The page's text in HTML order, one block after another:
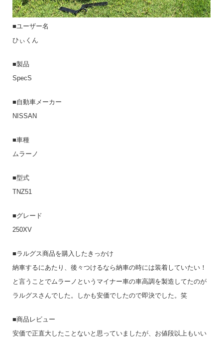
■ユーザー名
ひぃくん
■製品
SpecS
■自動車メーカー
NISSAN
■車種
ムラーノ
■型式
TNZ51
■グレード
250XV
■ラルグス商品を購入したきっかけ
納車するにあたり、後々つけるなら納車の時には装着していたい！
と言うことでムラーノというマイナー車の車高調を製造してたのが
ラルグスさんでした。しかも安価でしたので即決でした。笑
■商品レビュー
安価で正直大したことないと思っていましたが、お値段以上もいい